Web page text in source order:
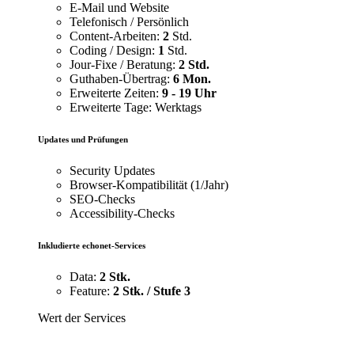
E-Mail und Website
Telefonisch / Persönlich
Content-Arbeiten: 2 Std.
Coding / Design: 1 Std.
Jour-Fixe / Beratung: 2 Std.
Guthaben-Übertrag: 6 Mon.
Erweiterte Zeiten: 9 - 19 Uhr
Erweiterte Tage: Werktags
Updates und Prüfungen
Security Updates
Browser-Kompatibilität (1/Jahr)
SEO-Checks
Accessibility-Checks
Inkludierte echonet-Services
Data: 2 Stk.
Feature: 2 Stk. / Stufe 3
Wert der Services